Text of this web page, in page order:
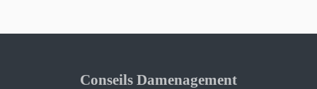
Conseils Damenagement